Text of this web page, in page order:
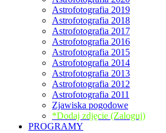
Astrofotografia 2019
Astrofotografia 2018
Astrofotografia 2017
Astrofotografia 2016
Astrofotografia 2015
Astrofotografia 2014
Astrofotografia 2013
Astrofotografia 2012
Astrofotografia 2011
Zjawiska pogodowe
*Dodaj zdjęcie (Zaloguj)
PROGRAMY